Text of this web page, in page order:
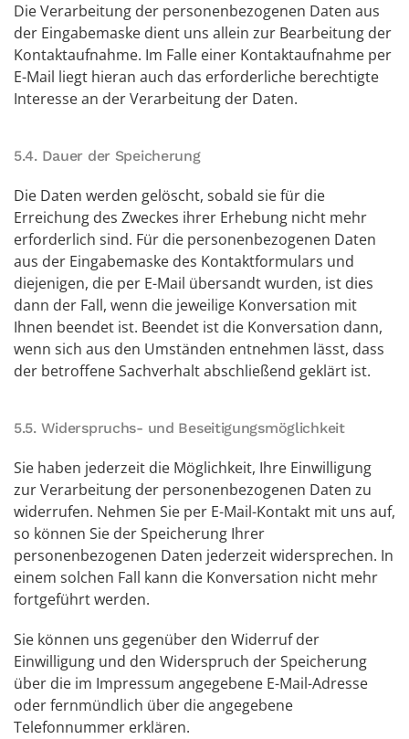
Die Verarbeitung der personenbezogenen Daten aus
der Eingabemaske dient uns allein zur Bearbeitung der
Kontaktaufnahme. Im Falle einer Kontaktaufnahme per
E-Mail liegt hieran auch das erforderliche berechtigte
Interesse an der Verarbeitung der Daten.
5.4. Dauer der Speicherung
Die Daten werden gelöscht, sobald sie für die
Erreichung des Zweckes ihrer Erhebung nicht mehr
erforderlich sind. Für die personenbezogenen Daten
aus der Eingabemaske des Kontaktformulars und
diejenigen, die per E-Mail übersandt wurden, ist dies
dann der Fall, wenn die jeweilige Konversation mit
Ihnen beendet ist. Beendet ist die Konversation dann,
wenn sich aus den Umständen entnehmen lässt, dass
der betroffene Sachverhalt abschließend geklärt ist.
5.5. Widerspruchs- und Beseitigungsmöglichkeit
Sie haben jederzeit die Möglichkeit, Ihre Einwilligung
zur Verarbeitung der personenbezogenen Daten zu
widerrufen. Nehmen Sie per E-Mail-Kontakt mit uns auf,
so können Sie der Speicherung Ihrer
personenbezogenen Daten jederzeit widersprechen. In
einem solchen Fall kann die Konversation nicht mehr
fortgeführt werden.
Sie können uns gegenüber den Widerruf der
Einwilligung und den Widerspruch der Speicherung
über die im Impressum angegebene E-Mail-Adresse
oder fernmündlich über die angegebene
Telefonnummer erklären.